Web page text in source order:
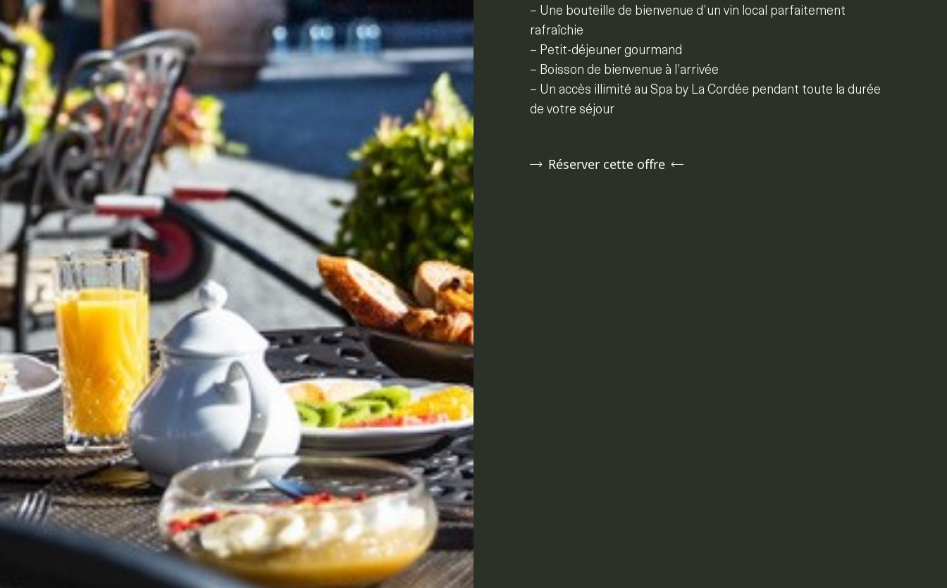
– Une bouteille de bienvenue d’un vin local parfaitement
rafraîchie
– Petit-déjeuner gourmand
– Boisson de bienvenue à l’arrivée
– Un accès illimité au Spa by La Cordée pendant toute la durée
de votre séjour
Réserver cette offre